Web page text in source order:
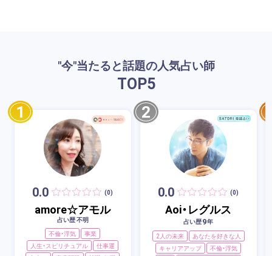
"今"当たると話題の人気占い師
TOP5
1
0.0 (0)
amore☆アモル
占い歴 不明
不倫・浮気
事業
人生・スピリチュアル
仕事運
2
0.0 (0)
Aoi・レグルス
占い歴9年
2人の未来
あなたを好きな人
キャリアアップ
不倫・浮気